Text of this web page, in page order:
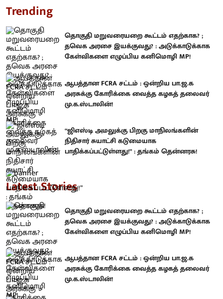
Trending
தொகுதி மறுவரையறை கூட்டம் எதற்காக? ;
தவெக அரசை இயக்குவது? : அடுக்காடுக்காக
கேள்விகளை எழுப்பிய கனிமொழி MP!
ஆபத்தான FCRA சட்டம் : ஒன்றிய பா.ஜ.க
அரசுக்கு கோரிக்கை வைத்த கழகத் தலைவர்
மு.க.ஸ்டாலின்!
“ஜிஎஸ்டி அமலுக்கு பிறகு மாநிலங்களின்
நிதிசார் சுயாட்சி கடுமையாக
பாதிக்கப்பட்டுள்ளது!” : தங்கம் தென்னரசு!
Latest Stories
தொகுதி மறுவரையறை கூட்டம் எதற்காக? ;
தவெக அரசை இயக்குவது? : அடுக்காடுக்காக
கேள்விகளை எழுப்பிய கனிமொழி MP!
ஆபத்தான FCRA சட்டம் : ஒன்றிய பா.ஜ.க
அரசுக்கு கோரிக்கை வைத்த கழகத் தலைவர்
மு.க.ஸ்டாலின்!